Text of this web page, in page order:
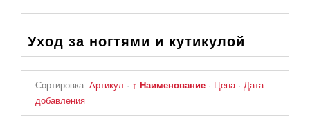
Уход за ногтями и кутикулой
Сортировка: Артикул · ↑ Наименование · Цена· Дата
добавления